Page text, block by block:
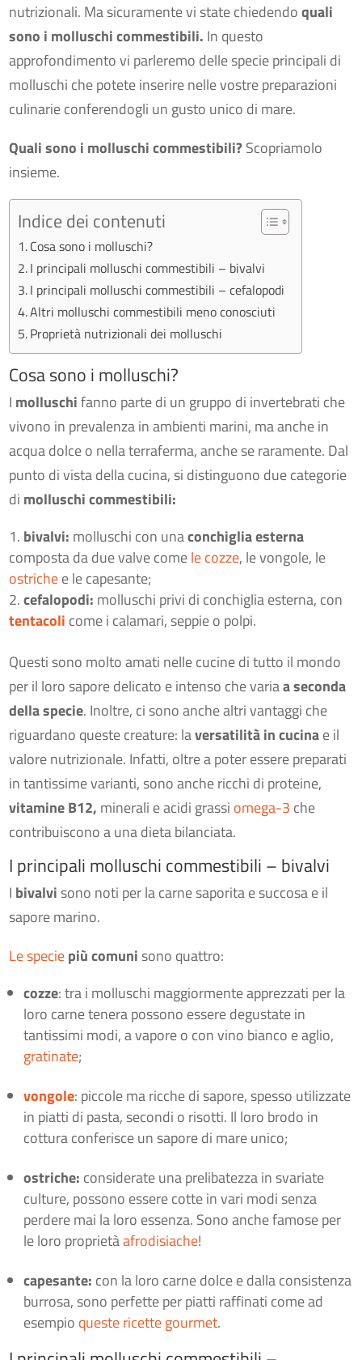
nutrizionali. Ma sicuramente vi state chiedendoquali
sono i molluschi commestibili. In questo
approfondimento vi parleremo delle specie principali di
molluschi che potete inserire nelle vostre preparazioni
culinarie conferendogli un gusto unico di mare.
Quali sono i molluschi commestibili?Scopriamolo
insieme.
Indice dei contenuti
Cosa sono i molluschi?
I principali molluschi commestibili – bivalvi
I principali molluschi commestibili – cefalopodi
Altri molluschi commestibili meno conosciuti
Proprietà nutrizionali dei molluschi
Cosa sono i molluschi?
I molluschifanno parte di un gruppo di invertebrati che
vivono in prevalenza in ambienti marini, ma anche in
acqua dolce o nella terraferma, anche se raramente. Dal
punto di vista della cucina, si distinguono due categorie
di molluschi commestibili:
bivalvi: molluschi con unaconchiglia esterna
composta da due valve comele cozze, le vongole, le
ostrichee le capesante;
cefalopodi: molluschi privi di conchiglia esterna, con
tentacoli come i calamari, seppie o polpi.
Questi sono molto amati nelle cucine di tutto il mondo
per il loro sapore delicato e intenso che variaaseconda
della specie. Inoltre, ci sono anche altri vantaggi che
riguardano queste creature: laversatilità in cucinae il
valore nutrizionale. Infatti, oltre a poter essere preparati
in tantissime varianti, sono anche ricchi di proteine,
vitamine B12, minerali e acidi grassi omega-3 che
contribuiscono a una dieta bilanciata.
I principali molluschi commestibili – bivalvi
I bivalvi sono noti per la carne saporita e succosa e il
sapore marino.
Le speciepiù comuni sono quattro:
cozze: tra i molluschi maggiormente apprezzati per la
loro carne tenera possono essere degustate in
tantissimi modi, a vapore o con vino bianco e aglio,
gratinate;
vongole: piccole ma ricche di sapore, spesso utilizzate
in piatti di pasta, secondi o risotti. Il loro brodo in
cottura conferisce un sapore di mare unico;
ostriche: considerate una prelibatezza in svariate
culture, possono essere cotte in vari modi senza
perdere mai la loro essenza. Sono anche famose per
le loro proprietàafrodisiache!
capesante: con la loro carne dolce e dalla consistenza
burrosa, sono perfette per piatti raffinati come ad
esempio queste ricette gourmet.